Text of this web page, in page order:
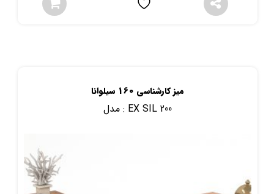
میز کارشناسی 160 سیلوانا
مدل : EX SIL 200